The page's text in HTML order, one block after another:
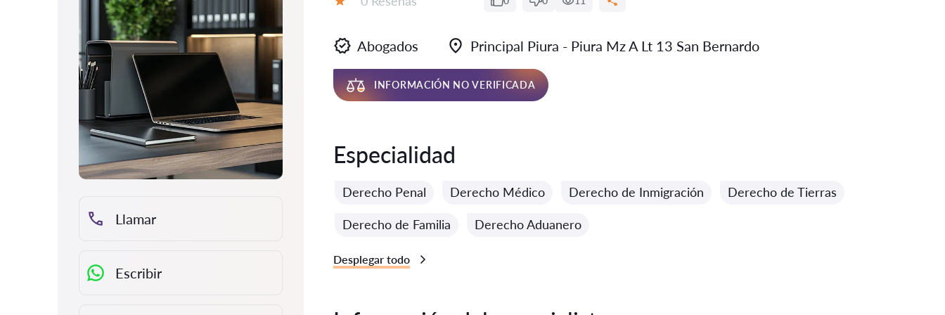
Llamar
Escribir
Abogados Principal Piura - Piura Mz A Lt 13 San Bernardo
INFORMACIÓN NO VERIFICADA
Especialidad
Derecho Penal Derecho Médico Derecho de Inmigración Derecho de Tierras
Derecho de Familia Derecho Aduanero
Desplegar todo